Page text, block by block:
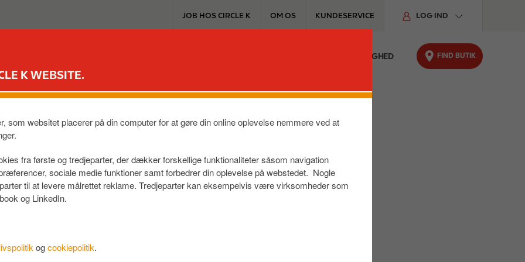
K WEBSITE.
som websitet placerer på din computer for at gøre din online oplevelse nemmere ved at
fra første og tredjeparter, der dækker forskellige funktionaliteter såsom navigation
sociale medie funktioner samt forbedrer din oplevelse på webstedet. Nogle
til at levere målrettet reklame. Tredjeparter kan eksempelvis være virksomheder som
og LinkedIn.
ogcookiepolitik.
u
JOB HOS CIRCLE K OM OS KUNDESERVICE LOG IND
BÆREDYGTIGHED FIND BUTIK
VALBY